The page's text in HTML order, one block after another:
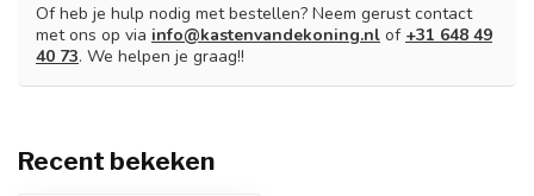
Of heb je hulp nodig met bestellen? Neem gerust contact
met ons op via info@kastenvandekoning.nl of +31 648 49
40 73. We helpen je graag!!
Recent bekeken